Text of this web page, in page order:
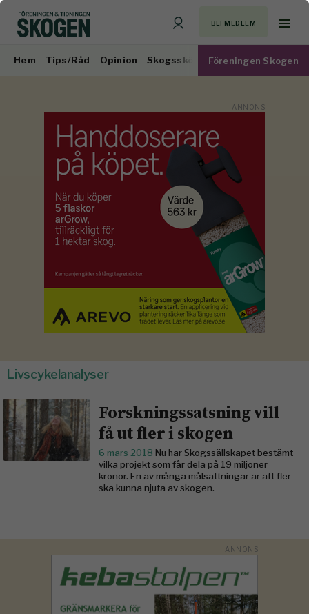
BLI MEDLEM
Hem Tips/Råd Opinion Skogsskötsel Virkesmarknad
Föreningen Skogen
Livscykelanalyser
Forskningssatsning vill
få ut fler i skogen
6 mars 2018 Nu har Skogssällskapet bestämt
vilka projekt som får dela på 19 miljoner
kronor. En av många målsättningar är att fler
ska kunna njuta av skogen.